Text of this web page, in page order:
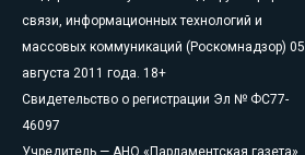
связи, информационных технологий и
массовых коммуникаций (Роскомнадзор) 05
августа 2011 года. 18+
Свидетельство о регистрации Эл № ФС77-
46097
Учредитель — АНО «Парламентская газета»